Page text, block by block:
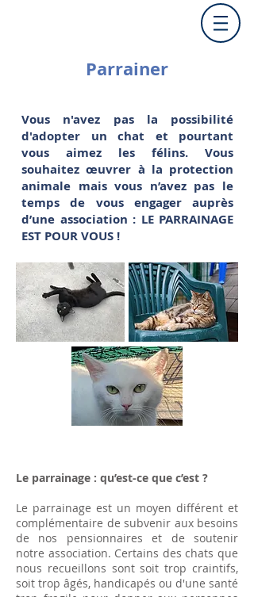
Parrainer
Vous n'avez pas la possibilité
d'adopter un chat et pourtant
vous aimez les félins. Vous
souhaitez œuvrer à la protection
animale mais vous n’avez pas le
temps de vous engager auprès
d’une association : LE PARRAINAGE
EST POUR VOUS !
Le parrainage : qu’est-ce que c’est ?
Le parrainage est un moyen différent et
complémentaire de subvenir aux besoins
de nos pensionnaires et de soutenir
notre association. Certains des chats que
nous recueillons sont soit trop craintifs,
soit trop âgés, handicapés ou d'une santé